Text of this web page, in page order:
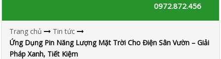
0972.872.456
Trang chủ
Tin tức
Ứng Dụng Pin Năng Lượng Mặt Trời Cho Điện Sân Vườn – Giải
Pháp Xanh, Tiết Kiệm